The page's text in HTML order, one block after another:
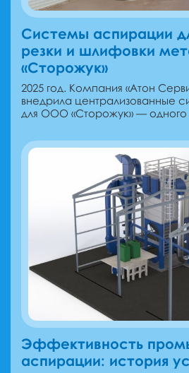
Системы аспирации
резки и шлифовки
«Сторожук»
2025 год. Компания «Атон
внедрила централизованные
для ООО «Сторожук» — одного
Эффективность
аспирации: история